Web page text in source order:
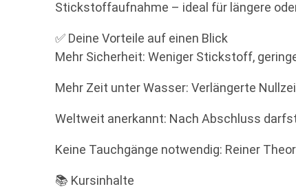
Stickstoffaufnahme – ideal für längere
✅ Deine Vorteile auf einen Blick
Mehr Sicherheit: Weniger Stickstoff,
Mehr Zeit unter Wasser: Verlängerte
Weltweit anerkannt: Nach Abschluss
Keine Tauchgänge notwendig: Reiner
📚 Kursinhalte